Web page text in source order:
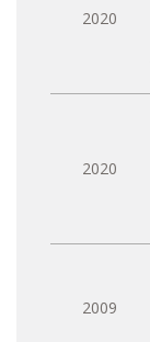
2020
2020
2009